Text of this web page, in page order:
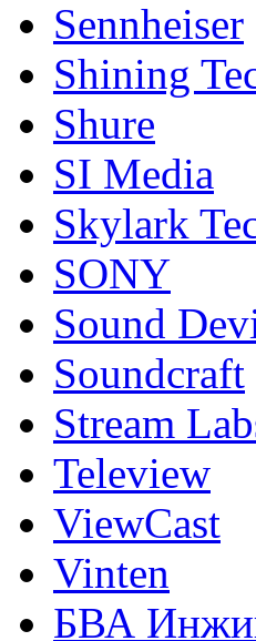
Sennheiser
Shining
Shure
SI Media
Skylark
SONY
Sound
Soundcraft
Stream
Teleview
ViewCast
Vinten
БВА